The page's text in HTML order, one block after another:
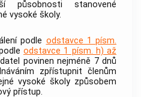
působnosti stanovené
vysoké školy.
podle odstavce 1 písm.
odstavce 1 písm. h) až
povinen nejméně 7 dnů
zpřístupnit členům
vysoké školy způsobem
přístup.